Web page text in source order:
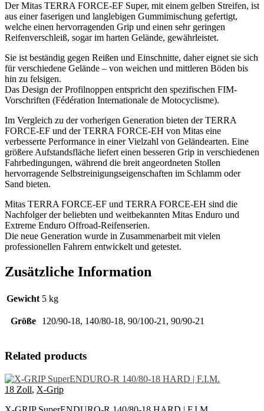
Der Mitas TERRA FORCE-EF Super, mit einem gelben Streifen, ist
aus einer faserigen und langlebigen Gummimischung gefertigt,
welche einen hervorragenden Grip und einen sehr geringen
Reifenverschleiß, sogar im harten Gelände, gewährleistet.
Sie ist beständig gegen Reißen und Einschnitte, daher eignet sie sich
für verschiedene Gelände – von weichen und mittleren Böden bis
hin zu felsigen.
Das Design der Profilnoppen entspricht den spezifischen FIM-
Vorschriften (Fédération Internationale de Motocyclisme).
Im Vergleich zu der vorherigen Generation bieten der TERRA
FORCE-EF und der TERRA FORCE-EH von Mitas eine
verbesserte Performance in einer Vielzahl von Geländearten. Eine
größere Aufstandsfläche liefert einen besseren Grip in verschiedenen
Fahrbedingungen, während die breit angeordneten Stollen
hervorragende Selbstreinigungseigenschaften im Schlamm oder
Sand bieten.
Mitas TERRA FORCE-EF und TERRA FORCE-EH sind die
Nachfolger der beliebten und weitbekannten Mitas Enduro und
Extreme Enduro Offroad-Reifenserien.
Die neue Generation wurde in Zusammenarbeit mit vielen
professionellen Fahrern entwickelt und getestet.
Zusätzliche Information
Gewicht 5 kg
Größe 120/90-18, 140/80-18, 90/100-21, 90/90-21
Related products
18 Zoll, X-Grip